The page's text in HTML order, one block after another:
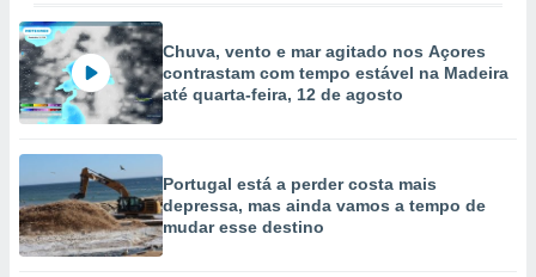
Chuva, vento e mar agitado nos Açores
contrastam com tempo estável na Madeira
até quarta-feira, 12 de agosto
Portugal está a perder costa mais
depressa, mas ainda vamos a tempo de
mudar esse destino